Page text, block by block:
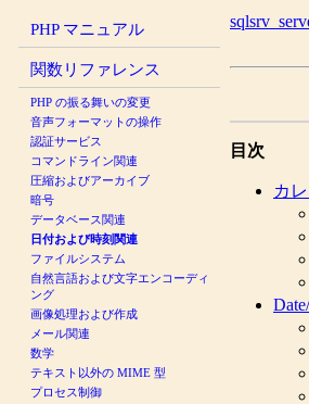
PHP マニュアル
関数リファレンス
PHP の振る舞いの変更
音声フォーマットの操作
認証サービス
コマンドライン関連
圧縮およびアーカイブ
暗号
データベース関連
日付および時刻関連
ファイルシステム
自然言語および文字エンコーディ
ング
画像処理および作成
メール関連
数学
テキスト以外の MIME 型
プロセス制御
目次
カ